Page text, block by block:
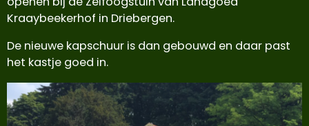
Kraaybeekerhof in Driebergen.
De nieuwe kapschuur is dan gebouwd en daar past
het kastje goed in.